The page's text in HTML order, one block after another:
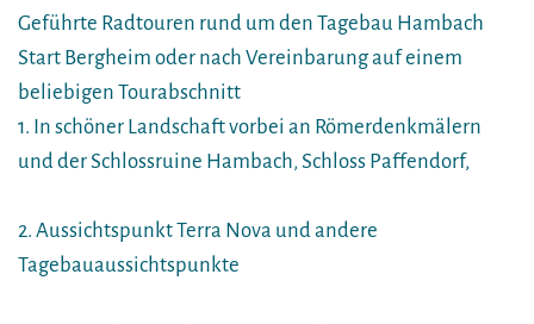
Geführte Radtouren rund um den Tagebau Hambach
Start Bergheim oder nach Vereinbarung auf einem
beliebigen Tourabschnitt
1. In schöner Landschaft vorbei an Römerdenkmälern
und der Schlossruine Hambach, Schloss Paffendorf,
2. Aussichtspunkt Terra Nova und andere
Tagebauaussichtspunkte